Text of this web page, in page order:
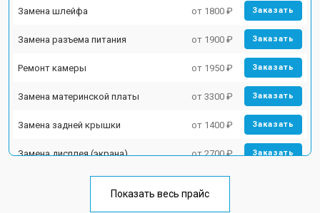
Замена шлейфа от 1800 ₽ Заказать
Замена разъема питания от 1900 ₽ Заказать
Ремонт камеры от 1950 ₽ Заказать
Замена материнской платы от 3300 ₽ Заказать
Замена задней крышки от 1400 ₽ Заказать
Замена дисплея (экрана) от 2700 ₽ Заказать
Замена кнопки включения от 1750 ₽
Показать весь прайс